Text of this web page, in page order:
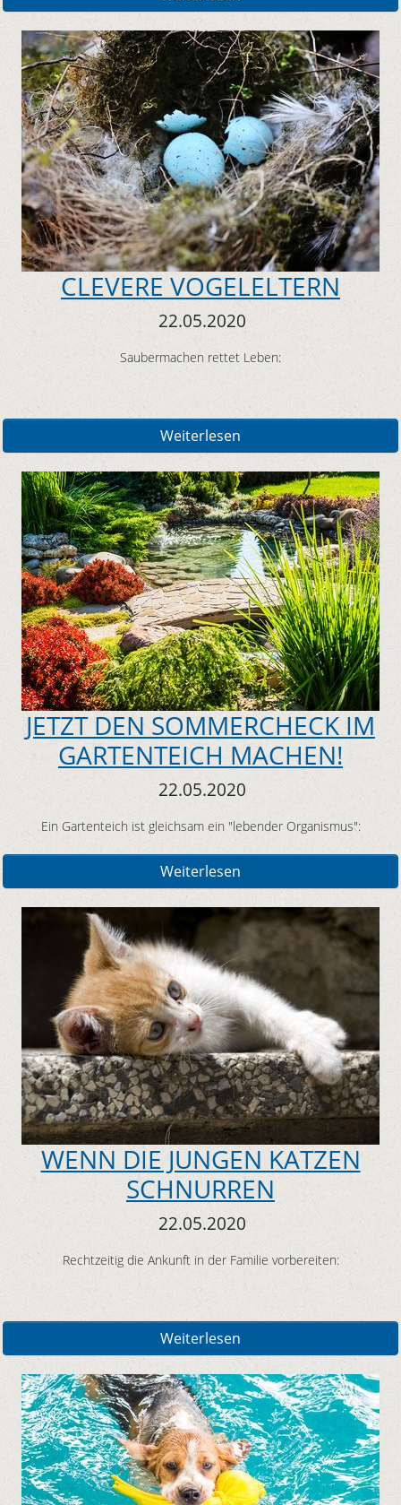
CLEVERE VOGELELTERN
22.05.2020
Saubermachen rettet Leben:
Weiterlesen
JETZT DEN SOMMERCHECK IM
GARTENTEICH MACHEN!
22.05.2020
Ein Gartenteich ist gleichsam ein "lebender Organismus":
Weiterlesen
WENN DIE JUNGEN KATZEN
SCHNURREN
22.05.2020
Rechtzeitig die Ankunft in der Familie vorbereiten:
Weiterlesen